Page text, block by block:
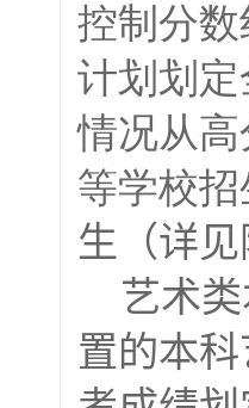
控制分
计划划
情况从
等学校
生（详
艺术类
置的本